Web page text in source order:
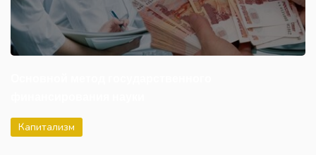
Капитализм